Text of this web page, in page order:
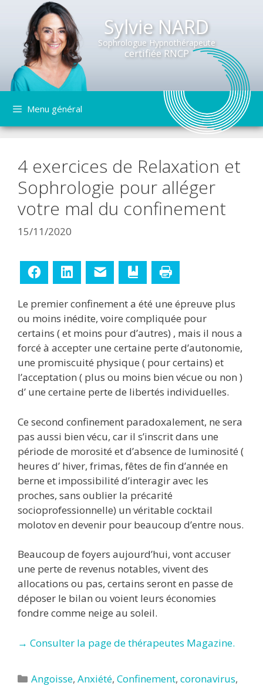
Sylvie NARD
Sophrologue Hypnothérapeute
certifiée RNCP
contenu
Menu général
4 exercices de Relaxation et
Sophrologie pour alléger
votre mal du confinement
15/11/2020
Facebook LinkedIn Ajouter aux favoris
Le premier confinement a été une épreuve plus
ou moins inédite, voire compliquée pour
certains ( et moins pour d’autres) , mais il nous a
forcé à accepter une certaine perte d’autonomie,
une promiscuité physique ( pour certains) et
l’acceptation ( plus ou moins bien vécue ou non )
d’ une certaine perte de libertés individuelles.
Ce second confinement paradoxalement, ne sera
pas aussi bien vécu, car il s’inscrit dans une
période de morosité et d’absence de luminosité (
heures d’ hiver, frimas, fêtes de fin d’année en
berne et impossibilité d’interagir avec les
proches, sans oublier la précarité
socioprofessionnelle) un véritable cocktail
molotov en devenir pour beaucoup d’entre nous.
Beaucoup de foyers aujourd’hui, vont accuser
une perte de revenus notables, vivent des
allocations ou pas, certains seront en passe de
déposer le bilan ou voient leurs économies
fondre comme neige au soleil.
→ Consulter la page de thérapeutes Magazine.
Catégories
Angoisse,Anxiété,Confinement,coronavirus,